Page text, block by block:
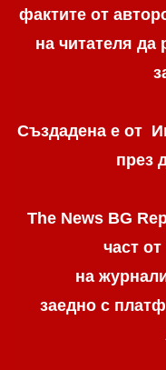
фактите от
на читателя да
Създадена е от
през
The News BG
част
на
заедно с